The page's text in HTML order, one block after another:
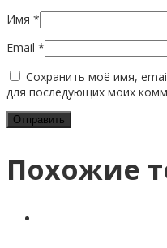
Имя *
Email *
Сохранить моё имя,
для последующих моих
Похожие